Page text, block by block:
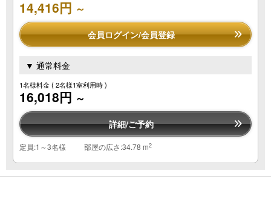
14,416円 ～
会員ログイン/会員登録
▼ 通常料金
1名様料金( 2名様1室利用時 )
16,018円 ～
詳細/ご予約
定員:1～3名様 部屋の広さ:34.78 m2